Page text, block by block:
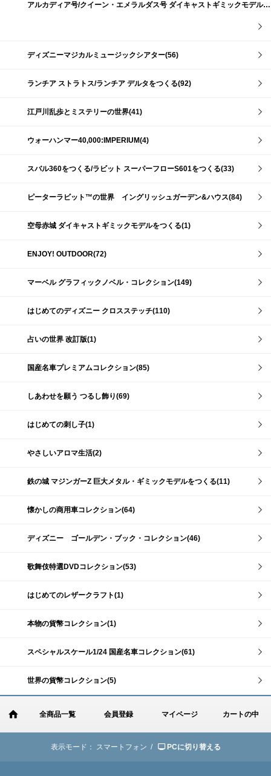
アルカディア号/クイーン・エメラルダス号 ダイキャストギミックモデルをつくる(159)
ディズニーマジカルミュージックシアター(56)
ランチア ストラトス/ランチア デルタをつくる(92)
江戸川乱歩とミステリーの世界(41)
ウォーハンマー40,000:IMPERIUM(4)
スバル360をつくる/ラビット スーパーフローS601をつくる(33)
ピーターラビット™の世界 イングリッシュガーデン&ハウス(84)
空母赤城 ダイキャストギミックモデルをつくる(1)
ENJOY! OUTDOOR(72)
マーベル グラフィックノベル・コレクション(149)
はじめてのディズニー クロスステッチ(110)
占いの世界 改訂版(1)
国産名車プレミアムコレクション(85)
しあわせを願う つるし飾り(69)
はじめての刺し子(1)
やさしいアロマ生活(2)
鉄の城 マジンガーZ 巨大メタル・ギミックモデルをつくる(11)
懐かしの商用車コレクション(64)
ディズニー ゴールデン・ブック・コレクション(46)
歌舞伎特選DVDコレクション(53)
はじめてのレザークラフト(1)
本物の貨幣コレクション(1)
スペシャルスケール1/24 国産名車コレクション(61)
世界の貨幣コレクション(5)
全商品一覧 会員登録 マイページ カートの中
表示モード： スマートフォン / PCに切り替える